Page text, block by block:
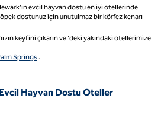
evcil hayvan dostu en iyi otellerinde
dostunuz için unutulmaz bir körfez kenarı
keyfini çıkarın ve 'deki yakındaki otellerimize
Springs.
Hayvan Dostu Oteller